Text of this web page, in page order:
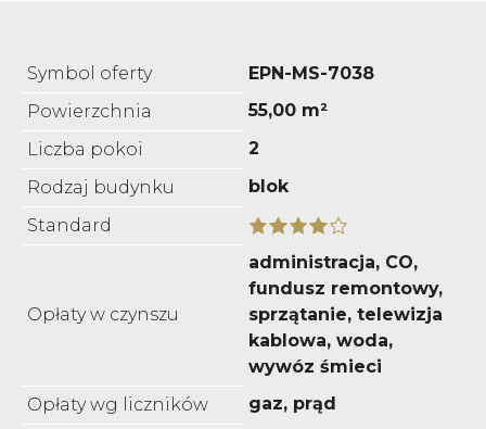
Symbol oferty
EPN-MS-7038
Powierzchnia
55,00 m²
Liczba pokoi
2
Rodzaj budynku
blok
Standard
Opłaty w czynszu
administracja, CO,
fundusz remontowy,
sprzątanie, telewizja
kablowa, woda,
wywóz śmieci
Opłaty wg liczników
gaz, prąd